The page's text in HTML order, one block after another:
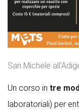
San Michele
Un corso in tre
laboratoriali) per